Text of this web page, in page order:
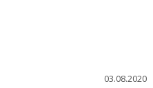
03.08.2020